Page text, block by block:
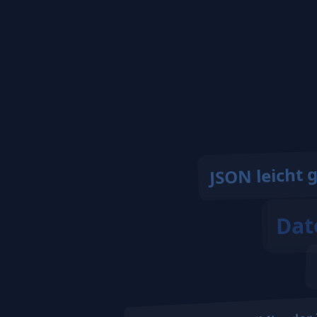
JSON leicht